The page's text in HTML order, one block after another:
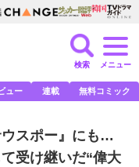
検索 メニュー
ュー 連載 無料コミック
ウスポー』にも…
受け継いだ“偉大